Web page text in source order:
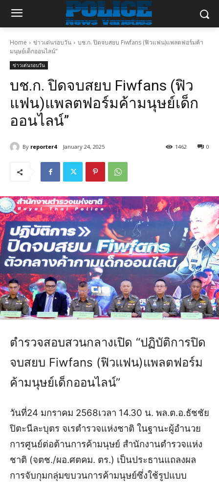
Home ข่าวเด่นรอบวัน
บช.ก. ปิดจบสยบ Fiwfans (ฟิวแฟน)แพลตฟอร์มค้า
มนุษย์เด็กออนไลน์”
ข่าวเด่นรอบวัน
บช.ก. ปิดจบสยบ Fiwfans (ฟิว
แฟน)แพลตฟอร์มค้ามนุษย์เด็ก
ออนไลน์”
By reporter4 January 24, 2025 0
1462
ตำรวจสอบสวนกลางเปิด “ปฏิบัติการปิด
จบสยบ Fiwfans (ฟิวแฟน)แพลตฟอร์ม
ค้ามนุษย์เด็กออนไลน์”
วันที่24 มกราคม 2568เวลา 14.30 น. พล.ต.อ.ธัชชัย
ปิตะนีละบุตร จเรตำรวจแห่งชาติ ในฐานะผู้อำนวย
การศูนย์ต่อต้านการค้ามนุษย์ สำนักงานตำรวจแห่ง
ชาติ (จตช./ผอ.ศตคม. ตร.) เป็นประธานแถลงผล
การจับกุมกลุ่มขบวนการค้ามนุษย์ซึ่งใช้รูปแบบ